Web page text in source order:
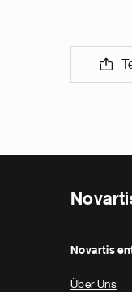
Novartis
Über Uns